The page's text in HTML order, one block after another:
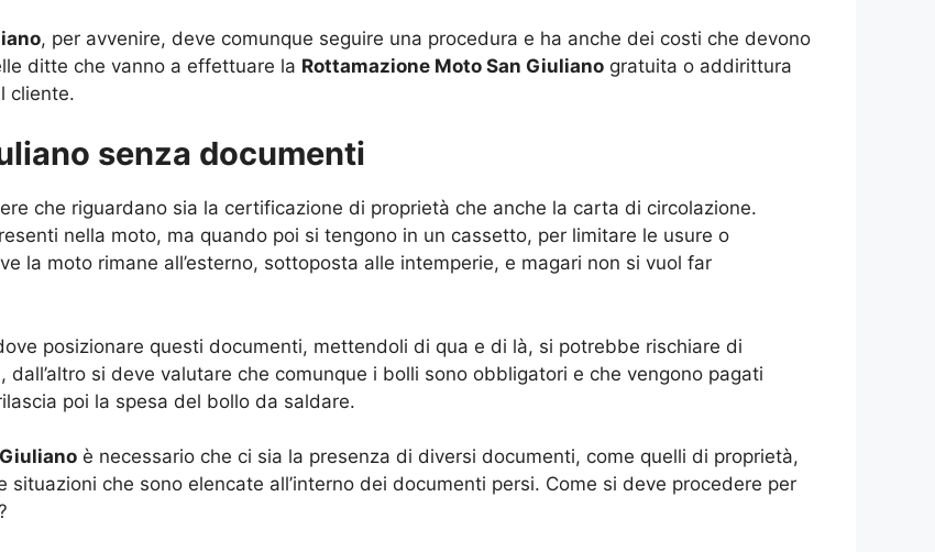
, per avvenire, deve comunque seguire una procedura e ha anche dei costi che devono
ditte che vanno a effettuare la Rottamazione Moto San Giuliano gratuita o addirittura
cliente.
senza documenti
che riguardano sia la certificazione di proprietà che anche la carta di circolazione.
nella moto, ma quando poi si tengono in un cassetto, per limitare le usure o
la moto rimane all’esterno, sottoposta alle intemperie, e magari non si vuol far
posizionare questi documenti, mettendoli di qua e di là, si potrebbe rischiare di
si deve valutare che comunque i bolli sono obbligatori e che vengono pagati
poi la spesa del bollo da saldare.
è necessario che ci sia la presenza di diversi documenti, come quelli di proprietà,
che sono elencate all’interno dei documenti persi. Come si deve procedere per